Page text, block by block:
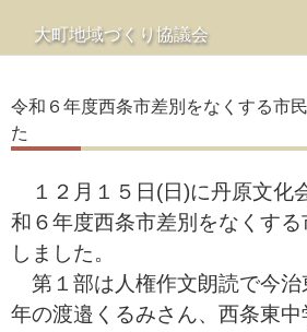
大町地域づくり協議会
令和６年度西条市差別をなくする市
た
１２月１５日(日)に丹原文化
和６年度西条市差別をなくす
しました。
第１部は人権作文朗読で今治
年の渡邉くるみさん、西条東